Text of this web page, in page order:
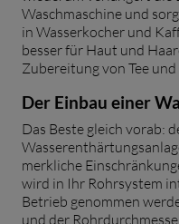
Waschmaschine und
in Wasserkocher und
besser für Haut und
Zubereitung von Tee und
Der Einbau einer
Das Beste gleich vorab:
merkliche
wird in Ihr Rohrsystem
Betrieb genommen
und der